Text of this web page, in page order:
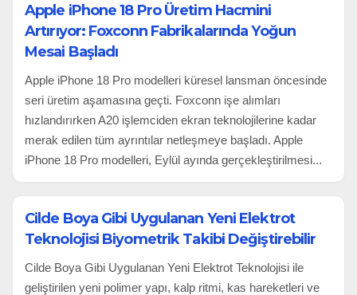
Apple iPhone 18 Pro Üretim Hacmini
Artırıyor: Foxconn Fabrikalarında Yoğun
Mesai Başladı
Apple iPhone 18 Pro modelleri küresel lansman öncesinde
seri üretim aşamasına geçti. Foxconn işe alımları
hızlandırırken A20 işlemciden ekran teknolojilerine kadar
merak edilen tüm ayrıntılar netleşmeye başladı. Apple
iPhone 18 Pro modelleri, Eylül ayında gerçekleştirilmesi...
Cilde Boya Gibi Uygulanan Yeni Elektrot
Teknolojisi Biyometrik Takibi Değiştirebilir
Cilde Boya Gibi Uygulanan Yeni Elektrot Teknolojisi ile
geliştirilen yeni polimer yapı, kalp ritmi, kas hareketleri ve